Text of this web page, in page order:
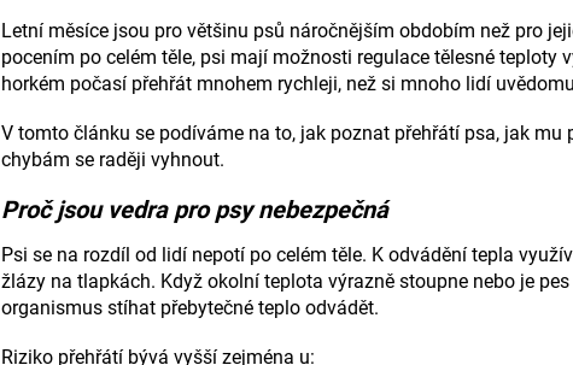
Letní měsíce jsou pro většinu psů náročnějším obdobím než pro
pocením po celém těle, psi mají možnosti regulace tělesné teploty
horkém počasí přehřát mnohem rychleji, než si mnoho lidí
V tomto článku se podíváme na to, jak poznat přehřátí psa, jak
chybám se raději vyhnout.
Proč jsou vedra pro psy nebezpečná
Psi se na rozdíl od lidí nepotí po celém těle. K odvádění tepla
žlázy na tlapkách. Když okolní teplota výrazně stoupne nebo je
organismus stíhat přebytečné teplo odvádět.
Riziko přehřátí bývá vyšší zejména u: